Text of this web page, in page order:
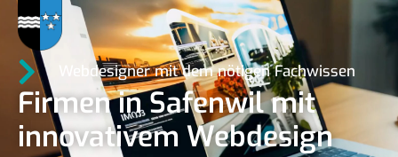
Webdesigner mit dem nötigen Fachwissen
Firmen in Safenwil mit
innovativem Webdesign